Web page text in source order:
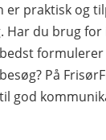
er praktisk og
Har du brug
formulerer
På
god